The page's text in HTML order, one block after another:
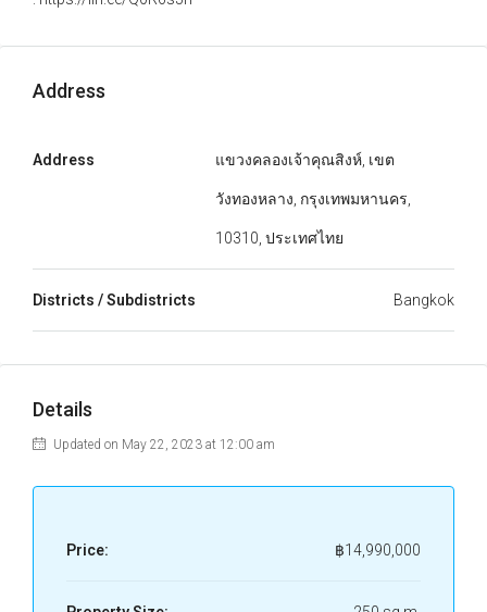
Address
Address แขวงคลองเจ้าคุณสิงห์, เขต
วังทองหลาง, กรุงเทพมหานคร,
10310, ประเทศไทย
Districts / Subdistricts Bangkok
Details
Updated on May 22, 2023 at 12:00 am
Price: ฿14,990,000